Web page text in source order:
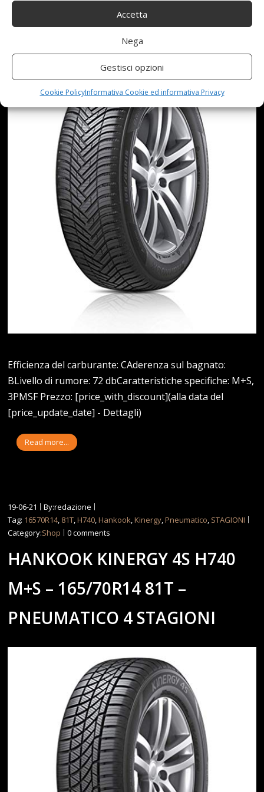
Accetta
Nega
Gestisci opzioni
Cookie PolicyInformativa Cookie ed informativa Privacy
STAGIONI
Efficienza del carburante: CAderenza sul bagnato:
BLivello di rumore: 72 dbCaratteristiche specifiche: M+S,
3PMSF Prezzo: [price_with_discount](alla data del
[price_update_date] - Dettagli)
Read more...
19-06-21
By:redazione
Tag: 16570R14, 81T,H740,Hankook,Kinergy,Pneumatico, STAGIONI
Category:Shop 0 comments
HANKOOK KINERGY 4S H740
M+S – 165/70R14 81T –
PNEUMATICO 4 STAGIONI